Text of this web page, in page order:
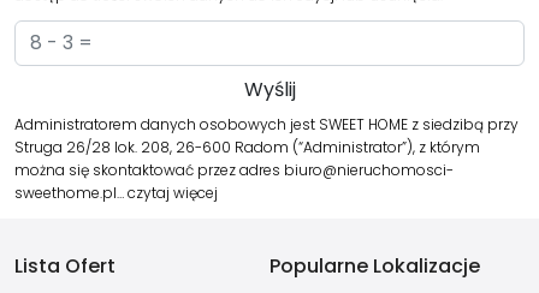
Administratorem danych osobowych jest SWEET HOME z siedzibą przy
Struga 26/28 lok. 208, 26-600 Radom (“Administrator”), z którym
można się skontaktować przez adres biuro@nieruchomosci-
sweethome.pl…czytaj więcej
Lista Ofert
Popularne Lokalizacje